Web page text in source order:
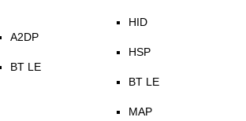
A2DP
BT LE
HID
HSP
BT LE
MAP